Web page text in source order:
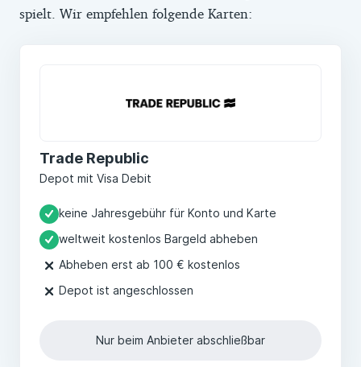
spielt. Wir empfehlen folgende Karten:
Trade Republic
Depot mit Visa Debit
keine Jahresgebühr für Konto und Karte
weltweit kostenlos Bargeld abheben
Abheben erst ab 100 € kostenlos
Depot ist angeschlossen
Nur beim Anbieter abschließbar